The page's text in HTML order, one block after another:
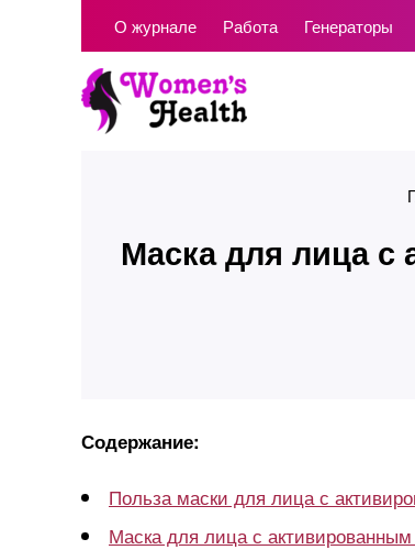
О журнале Работа Генераторы
Маска для лица с
Содержание:
Польза маски для лица с
Маска для лица с